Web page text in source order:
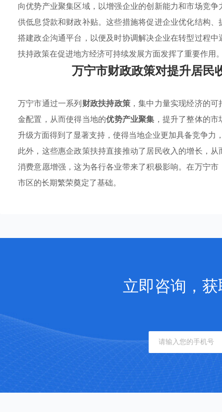
向优势产业聚集区域，以增强企业的创新能力和市场竞
供低息贷款和财政补贴。这些措施将促进企业优化结构
搭建政企沟通平台，以便及时协调解决企业在转型过程
扶持政策在促进地方经济可持续发展方面发挥了重要作用
万宁市财政政策对提升居民
万宁市通过一系列财政扶持政策，集中力量实现经济的
金配置，从而使得当地的优势产业聚集 ，提升了整体的
升级方面得到了显著支持，使得当地企业更加具备竞争力
此外，这些惠企政策扶持直接推动了居民收入的增长，
消费意愿增强，这为各行各业带来了积极影响。在万宁
市区的长期繁荣奠定了基础。
立即咨询，